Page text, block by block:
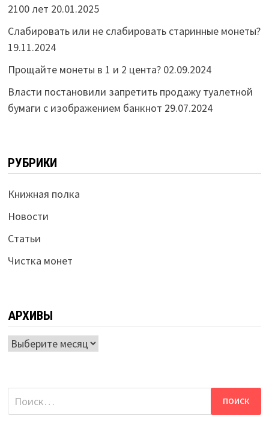
2100 лет 20.01.2025
Слабировать или не слабировать старинные монеты?
19.11.2024
Прощайте монеты в 1 и 2 цента? 02.09.2024
Власти постановили запретить продажу туалетной
бумаги с изображением банкнот 29.07.2024
РУБРИКИ
Книжная полка
Новости
Статьи
Чистка монет
АРХИВЫ
Архивы
Найти: